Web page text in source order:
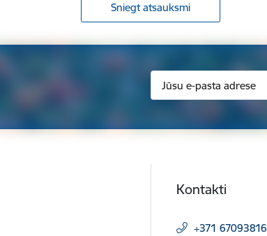
Sniegt atsauksmi
Kontakti
+371 67093816